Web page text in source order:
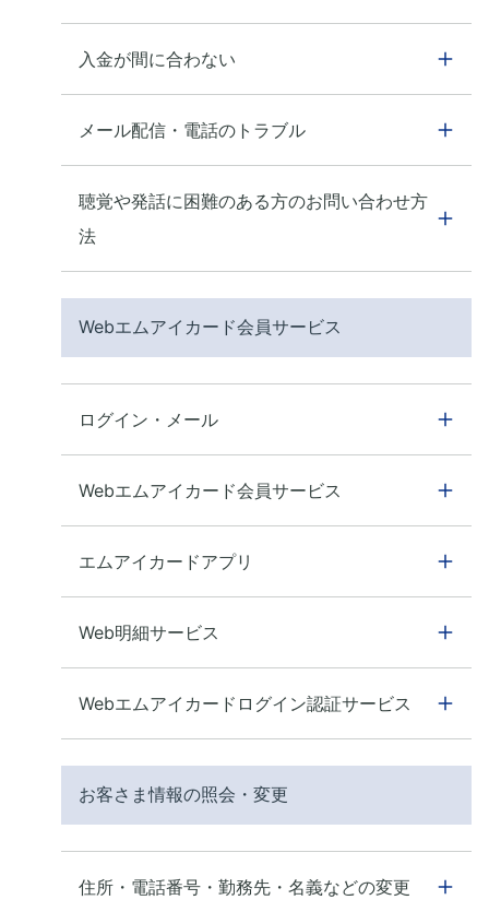
入金が間に合わない
メール配信・電話のトラブル
聴覚や発話に困難のある方のお問い合わせ方
法
Webエムアイカード会員サービス
ログイン・メール
Webエムアイカード会員サービス
エムアイカードアプリ
Web明細サービス
Webエムアイカードログイン認証サービス
お客さま情報の照会・変更
住所・電話番号・勤務先・名義などの変更